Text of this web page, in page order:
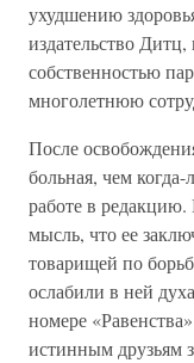
ухудшению
издательство Дитц,
собственностью
многолетнюю
После
больная, чем
работе в
мысль, что ее
товарищей по
ослабили в ней
номере
истинным друзьям